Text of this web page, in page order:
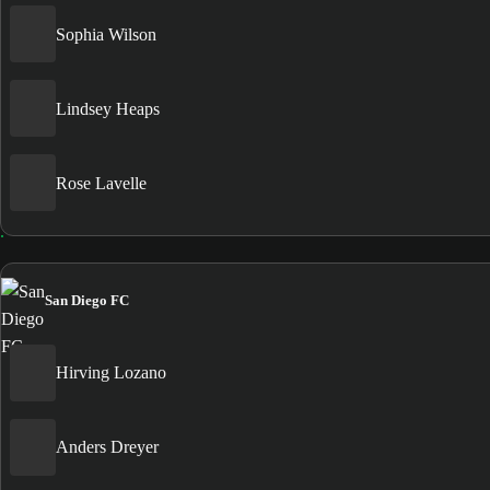
Sophia Wilson
Lindsey Heaps
Rose Lavelle
San Diego FC
Hirving Lozano
Anders Dreyer